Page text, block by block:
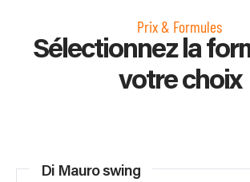
Prix & Formules
Sélectionnez la
votre choix
Di Mauro swing